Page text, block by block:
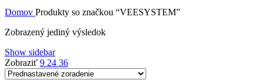
Domov Produkty so značkou “VEESYSTEM”
Zobrazený jediný výsledok
Show sidebar
Zobraziť 9 24 36